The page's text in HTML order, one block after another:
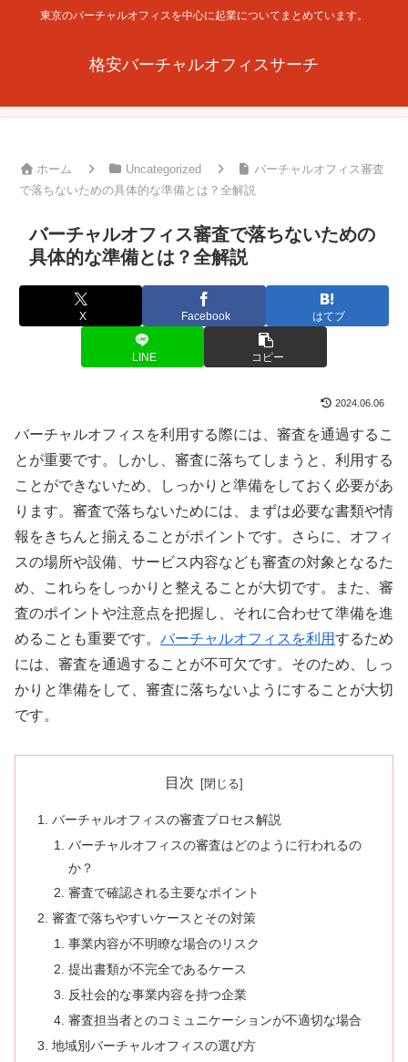
東京のバーチャルオフィスを中心に起業についてまとめています。
格安バーチャルオフィスサーチ
ホーム Uncategorized
バーチャルオフィス審査
で落ちないための具体的な準備とは？全解説
バーチャルオフィス審査で落ちないための
具体的な準備とは？全解説
X Facebook はてブ
LINE コピー
2024.06.06
バーチャルオフィスを利用する際には、審査を通過するこ
とが重要です。しかし、審査に落ちてしまうと、利用する
ことができないため、しっかりと準備をしておく必要があ
ります。審査で落ちないためには、まずは必要な書類や情
報をきちんと揃えることがポイントです。さらに、オフィ
スの場所や設備、サービス内容なども審査の対象となるた
め、これらをしっかりと整えることが大切です。また、審
査のポイントや注意点を把握し、それに合わせて準備を進
めることも重要です。 バーチャルオフィスを利用するため
には、審査を通過することが不可欠です。そのため、しっ
かりと準備をして、審査に落ちないようにすることが大切
です。
目次
バーチャルオフィスの審査プロセス解説
バーチャルオフィスの審査はどのように行われるの
か？
審査で確認される主要なポイント
審査で落ちやすいケースとその対策
事業内容が不明瞭な場合のリスク
提出書類が不完全であるケース
反社会的な事業内容を持つ企業
審査担当者とのコミュニケーションが不適切な場合
地域別バーチャルオフィスの選び方